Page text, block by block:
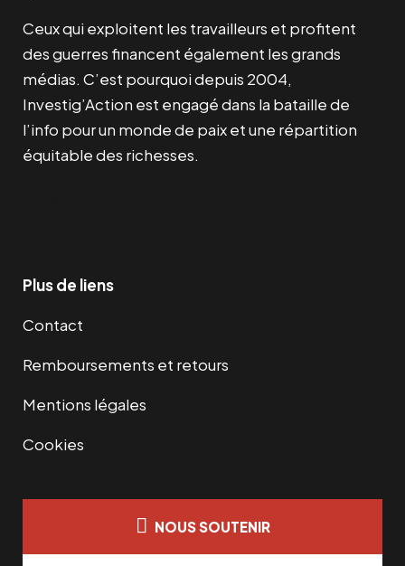
Ceux qui exploitent les travailleurs et profitent
des guerres financent également les grands
médias. C’est pourquoi depuis 2004,
Investig’Action est engagé dans la bataille de
l’info pour un monde de paix et une répartition
équitable des richesses.
Plus de liens
Contact
Remboursements et retours
Mentions légales
Cookies
NOUS SOUTENIR